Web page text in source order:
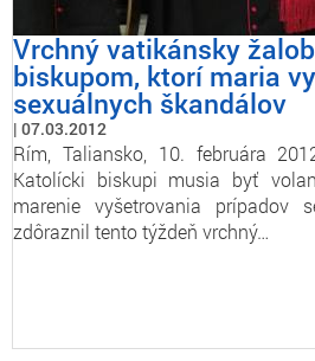
Vrchný vatikánsky
biskupom, ktorí maria
sexuálnych škandálov
07.03.2012
Rím, Taliansko, 10. februára
Katolícki biskupi musia byť
marenie vyšetrovania prípadov
zdôraznil tento týždeň vrchný…